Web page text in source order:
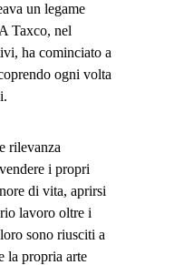
un legame
Taxco, nel
ha cominciato a
ogni volta
rilevanza
i propri
di vita, aprirsi
lavoro oltre i
sono riusciti a
la propria arte